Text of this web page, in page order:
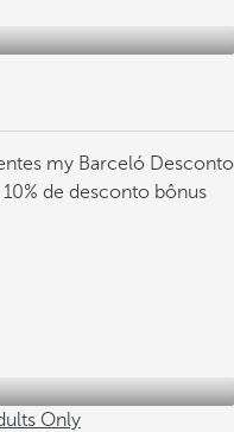
my Barceló Desconto
10% de desconto bônus
Only